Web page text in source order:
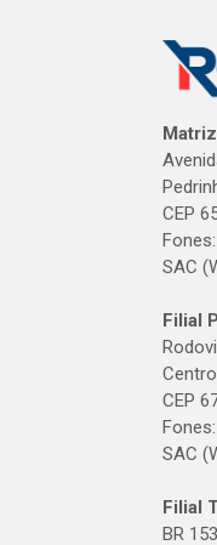
CEP
SAC
Filial
CEP
SAC
Filial
BR